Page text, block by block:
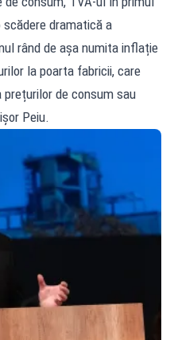
dramatică a
rând de așa numita inflație
la poarta fabricii, care
de consum sau
Peiu.